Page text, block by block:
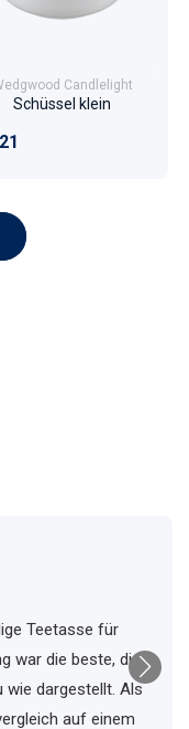
Wedgwood Candlelight
Schüssel klein
Preis
Teetasse für
war die beste, die
wie dargestellt. Als
auf einem